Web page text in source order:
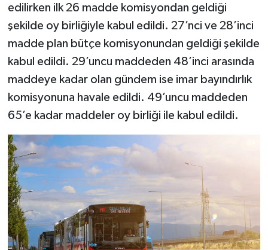
edilirken ilk 26 madde komisyondan geldiği
şekilde oy birliğiyle kabul edildi. 27’nci ve 28’inci
madde plan bütçe komisyonundan geldiği şekilde
kabul edildi. 29’uncu maddeden 48’inci arasında
maddeye kadar olan gündem ise imar bayındırlık
komisyonuna havale edildi. 49’uncu maddeden
65’e kadar maddeler oy birliği ile kabul edildi.